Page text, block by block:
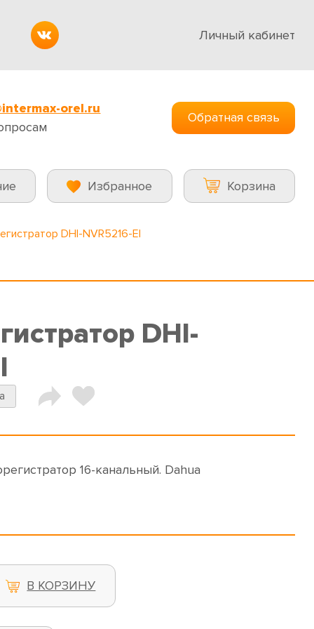
Личный кабинет
orel.ru
Обратная связь
Избранное Корзина
DHI-NVR5216-EI
DHI-
16-канальный. Dahua
В КОРЗИНУ